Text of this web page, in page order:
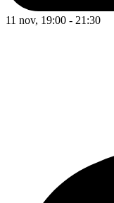
11 nov, 19:00 - 21:30